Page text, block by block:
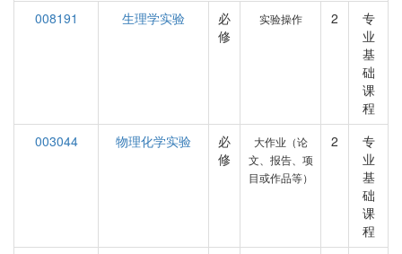
008191 生理学实验
必
修
实验操作 2
专
业
基
础
课
程
003044
物理化学实验
必
修
大作业（论
文、报告、项
目或作品等）
2
专
业
基
础
课
程